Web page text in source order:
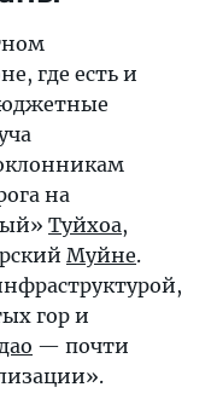
где есть и
на
Туйхоа,
Муйне.
гор и
— почти